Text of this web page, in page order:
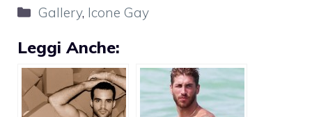
Categorie
Gallery, Icone Gay
Leggi Anche: